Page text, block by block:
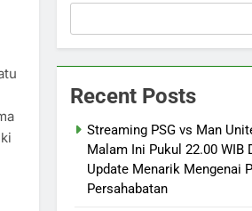
Recent Posts
Streaming PSG vs Man
Malam Ini Pukul 22.00 WIB
Update Menarik Mengenai
Persahabatan